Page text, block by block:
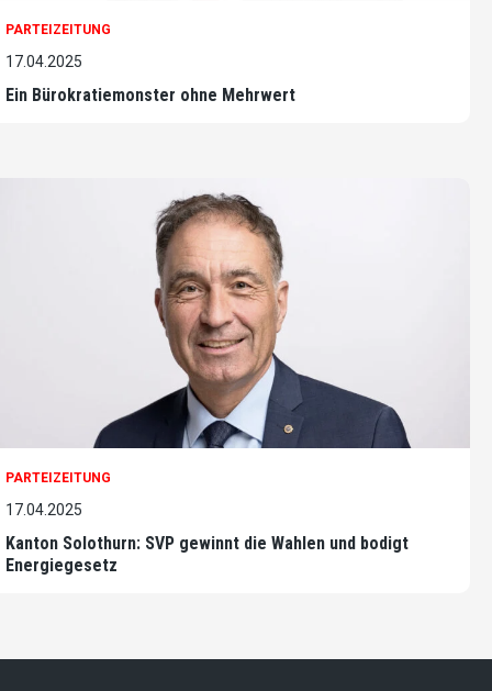
PARTEIZEITUNG
17.04.2025
Ein Bürokratiemonster ohne Mehrwert
PARTEIZEITUNG
17.04.2025
Kanton Solothurn: SVP gewinnt die Wahlen und bodigt
Energiegesetz